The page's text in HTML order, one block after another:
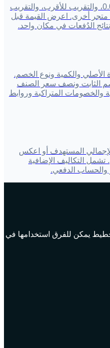
قُم بتقريب مبالغ النقد بخطوات 0.05، والتقريب للأقرب، والتقريب
متجر أخرى. اعرض القيمة قبل
الدُفعات في مكان واحد.
والكمية ونوع الخصم.
الثابت ونصف سعر الصنف
والخصومات المتراكبة وروابط
المستهدف أو اعكس
تشمل التكاليف الإضافية
والحساب الدفعي.
يمكن للفرق استخدامها في